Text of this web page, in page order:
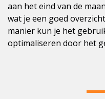
aan het eind van de
wat je een goed
manier kun je het
optimaliseren door het